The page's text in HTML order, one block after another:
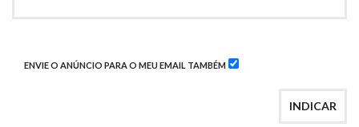
ENVIE O ANÚNCIO PARA O MEU EMAIL TAMBÉM
INDICAR